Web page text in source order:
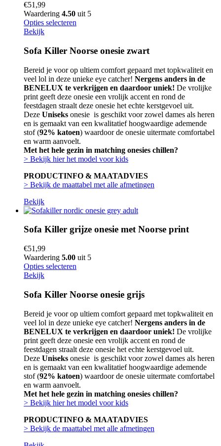
€51,99
Waardering 4.50 uit 5
Opties selecteren
Bekijk
Sofa Killer Noorse onesie zwart
Bereid je voor op ultiem comfort gepaard met topkwaliteit en
veel lol in deze unieke eye catcher! Nergens anders in de
BENELUX te verkrijgen en daardoor uniek! De vrolijke
print geeft deze onesie een vrolijk accent en rond de
feestdagen straalt deze onesie het echte kerstgevoel uit.
Deze Uniseks onesie is geschikt voor zowel dames als heren
en is gemaakt van een kwalitatief hoogwaardige ademende
stof (92% katoen) waardoor de onesie uitermate comfortabel
en warm aanvoelt.
Met het hele gezin in matching onesies chillen?
> Bekijk hier het model voor kids
PRODUCTINFO & MAATADVIES
> Bekijk de maattabel met alle afmetingen
Bekijk
Sofa Killer grijze onesie met Noorse print
€51,99
Waardering 5.00 uit 5
Opties selecteren
Bekijk
Sofa Killer Noorse onesie grijs
Bereid je voor op ultiem comfort gepaard met topkwaliteit en
veel lol in deze unieke eye catcher! Nergens anders in de
BENELUX te verkrijgen en daardoor uniek! De vrolijke
print geeft deze onesie een vrolijk accent en rond de
feestdagen straalt deze onesie het echte kerstgevoel uit.
Deze Uniseks onesie is geschikt voor zowel dames als heren
en is gemaakt van een kwalitatief hoogwaardige ademende
stof (92% katoen) waardoor de onesie uitermate comfortabel
en warm aanvoelt.
Met het hele gezin in matching onesies chillen?
> Bekijk hier het model voor kids
PRODUCTINFO & MAATADVIES
> Bekijk de maattabel met alle afmetingen